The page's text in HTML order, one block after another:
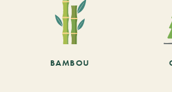
BAMBOU